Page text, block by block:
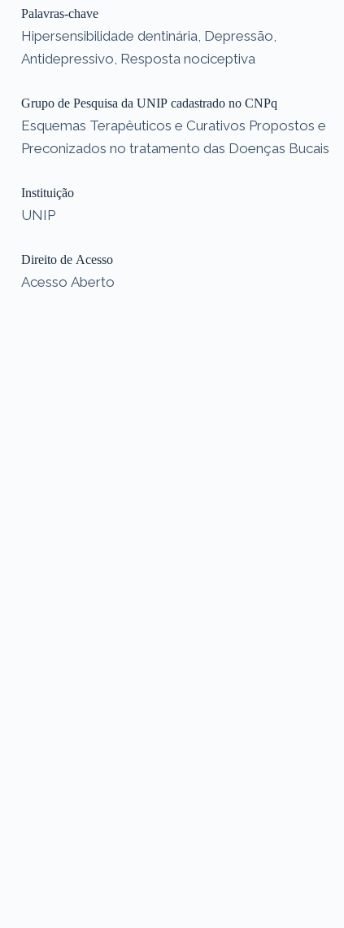
Palavras-chave
Hipersensibilidade dentinária, Depressão,
Antidepressivo, Resposta nociceptiva
Grupo de Pesquisa da UNIP cadastrado no CNPq
Esquemas Terapêuticos e Curativos Propostos e
Preconizados no tratamento das Doenças Bucais
Instituição
UNIP
Direito de Acesso
Acesso Aberto